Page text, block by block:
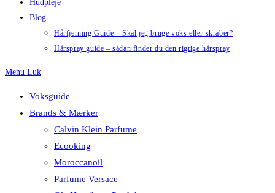
Hudpleje
Blog
Hårfjerning Guide – Skal jeg bruge voks eller skraber?
Hårspray guide – sådan finder du den rigtige hårspray
Menu Luk
Voksguide
Brands & Mærker
Calvin Klein Parfume
Ecooking
Moroccanoil
Parfume Versace